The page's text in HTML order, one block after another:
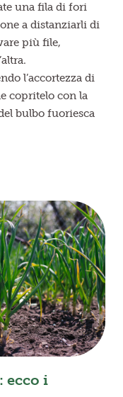
una fila di fori
a distanziarli di
più file,
l’accortezza di
copritelo con la
bulbo fuoriesca
ecco i